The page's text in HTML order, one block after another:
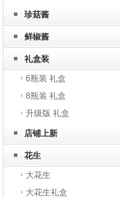
珍菇酱
鲜椒酱
礼盒装
6瓶装 礼盒
8瓶装 礼盒
升级版 礼盒
店铺上新
花生
大花生
大花生礼盒